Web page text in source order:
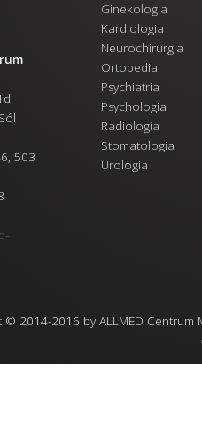
503
Ginekologia
Kardiologia
Neurochirurgia
Ortopedia
Psychiatria
Psychologia
Radiologia
Stomatologia
Urologia
© 2014-2016 by ALLMED